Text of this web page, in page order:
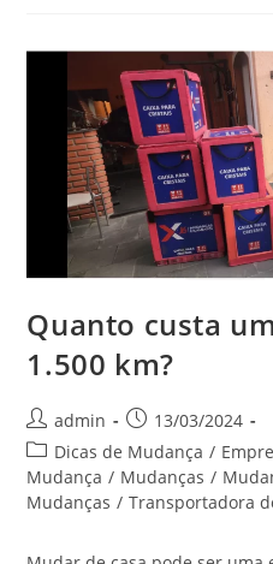
Quanto custa
1.500 km?
admin
13/03/2024
Dicas de Mudança /
Mudança / Mudanças /
Mudanças / Transportadora